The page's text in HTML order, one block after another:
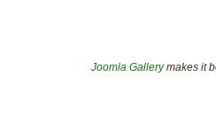
Joomla Gallerymakes it